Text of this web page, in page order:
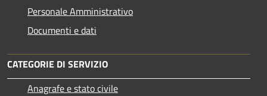
Personale Amministrativo
Documenti e dati
CATEGORIE DI SERVIZIO
Anagrafe e stato civile